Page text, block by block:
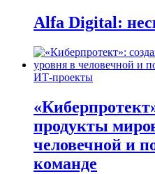
Alfa Digital:
ИТ-проекты
продукты
человечной и
команде